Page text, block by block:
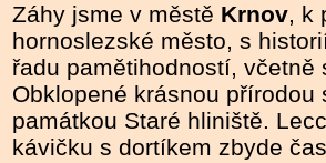
Záhy jsme v městě Krnov, k
hornoslezské město, s
řadu pamětihodností, včetně
Obklopené krásnou
památkou Staré hliniště.
kávičku s dortíkem zbyde